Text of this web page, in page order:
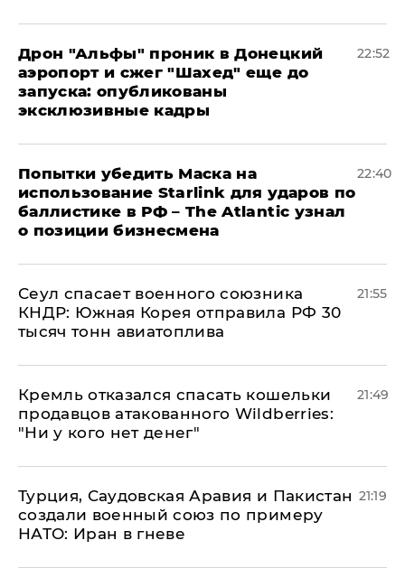
Дрон "Альфы" проник в Донецкий
аэропорт и сжег "Шахед" еще до
запуска: опубликованы
эксклюзивные кадры
22:52
Попытки убедить Маска на
использование Starlink для ударов по
баллистике в РФ – The Atlantic узнал
о позиции бизнесмена
22:40
​Сеул спасает военного союзника
КНДР: Южная Корея отправила РФ 30
тысяч тонн авиатоплива
21:55
Кремль отказался спасать кошельки
продавцов атакованного Wildberries:
"Ни у кого нет денег"
21:49
Турция, Саудовская Аравия и Пакистан
создали военный союз по примеру
НАТО: Иран в гневе
21:19